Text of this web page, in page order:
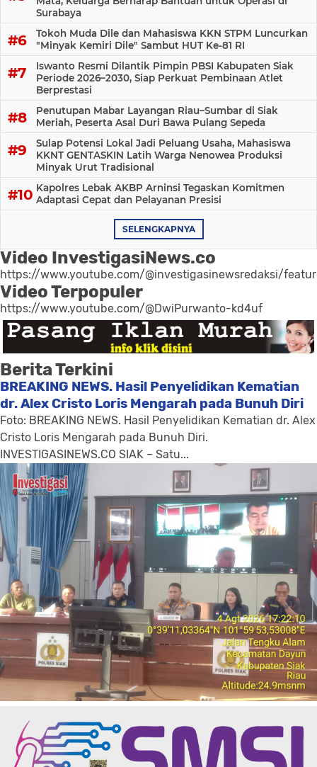
Surabaya
Tokoh Muda Dile dan Mahasiswa KKN STPM Luncurkan
"Minyak Kemiri Dile" Sambut HUT Ke-81 RI
Iswanto Resmi Dilantik Pimpin PBSI Kabupaten Siak
Periode 2026–2030, Siap Perkuat Pembinaan Atlet
Berprestasi
Penutupan Mabar Layangan Riau–Sumbar di Siak
Meriah, Peserta Asal Duri Bawa Pulang Sepeda
Sulap Potensi Lokal Jadi Peluang Usaha, Mahasiswa
KKNT GENTASKIN Latih Warga Nenowea Produksi
Minyak Urut Tradisional
Kapolres Lebak AKBP Arninsi Tegaskan Komitmen
Adaptasi Cepat dan Pelayanan Presisi
SELENGKAPNYA
Video InvestigasiNews.co
https://www.youtube.com/@investigasinewsredaksi/
Video Terpopuler
https://www.youtube.com/@DwiPurwanto-kd4uf
Berita Terkini
BREAKING NEWS. Hasil Penyelidikan Kematian
dr. Alex Cristo Loris Mengarah pada Bunuh Diri
Foto: BREAKING NEWS. Hasil Penyelidikan Kematian dr. Alex
Cristo Loris Mengarah pada Bunuh Diri.
INVESTIGASINEWS.CO SIAK – Satu...